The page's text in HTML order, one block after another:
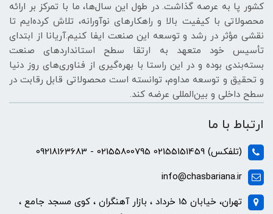
کشور پا به عرصه گذاشت. در طول این سال‌ها، ما با تمرکز بر ارائه
محصولاتی با کیفیت بالا و راهکارهای نوآورانه، تلاش کرده‌ایم تا
نقشی مؤثر در رشد و توسعه این صنعت ایفا کنیم.آریانا از ابتدای
تأسیس خود متعهد به ارتقا سطح استانداردهای صنعت
بسته‌بندی بوده و در این راستا با بهره‌گیری از فناوری‌های روز دنیا
و تحقیق و توسعه مداوم، توانسته است محصولاتی قابل رقابت در
سطح داخلی و بین‌المللی عرضه کند.
ارتباط با ما
(تلفکس) 02155151459 02155800795 - 09218163683
info@chasbariana.ir
تهران، خیابان 15 خرداد ، بازار آهنگران ، کوی مسجد جامع ،